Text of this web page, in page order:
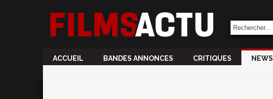
ACCUEIL BANDES ANNONCES CRITIQUES NEWS